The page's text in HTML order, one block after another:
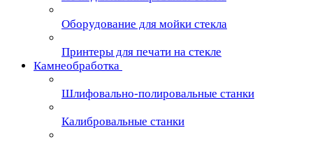
Оборудование для мойки стекла
Принтеры для печати на стекле
Камнеобработка
Шлифовально-полировальные станки
Калибровальные станки